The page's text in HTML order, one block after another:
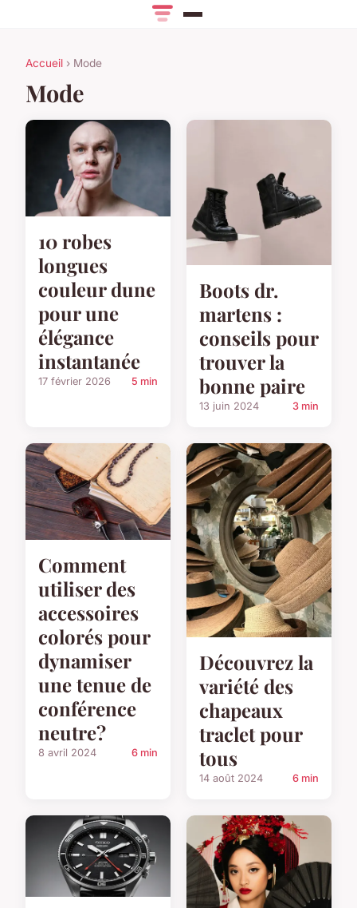
Accueil › Mode
Mode
10 robes
longues
couleur dune
pour une
élégance
instantanée
17 février 2026 5 min
Boots dr.
martens :
conseils pour
trouver la
bonne paire
13 juin 2024 3 min
Comment
utiliser des
accessoires
colorés pour
dynamiser
une tenue de
conférence
neutre?
8 avril 2024 6 min
Découvrez la
variété des
chapeaux
traclet pour
tous
14 août 2024 6 min